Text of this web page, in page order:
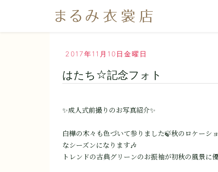
2017年11月10日金曜日
はたち☆記念フォト
✨成人式前撮りのお写真紹介✨
白樺の木々も色づいて参りました🍃秋のロケーシ
なシーズンになります🎶
トレンドの古典グリーンのお振袖が初秋の風景に